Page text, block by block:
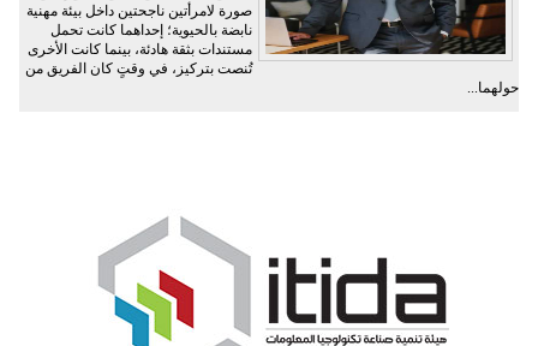
صورة لامرأتين ناجحتين داخل بيئة مهنية
نابضة بالحيوية؛ إحداهما كانت تحمل
مستندات بثقة هادئة، بينما كانت الأخرى
تُنصت بتركيز، في وقتٍ كان الفريق من
حولهما...